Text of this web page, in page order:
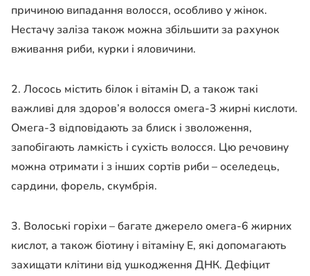
причиною випадання волосся, особливо у жінок.
Нестачу заліза також можна збільшити за рахунок
вживання риби, курки і яловичини.
2. Лосось містить білок і вітамін D, а також такі
важливі для здоров’я волосся омега-3 жирні кислоти.
Омега-3 відповідають за блиск і зволоження,
запобігають ламкість і сухість волосся. Цю речовину
можна отримати і з інших сортів риби – оселедець,
сардини, форель, скумбрія.
3. Волоські горіхи – багате джерело омега-6 жирних
кислот, а також біотину і вітаміну Е, які допомагають
захищати клітини від ушкодження ДНК. Дефіцит